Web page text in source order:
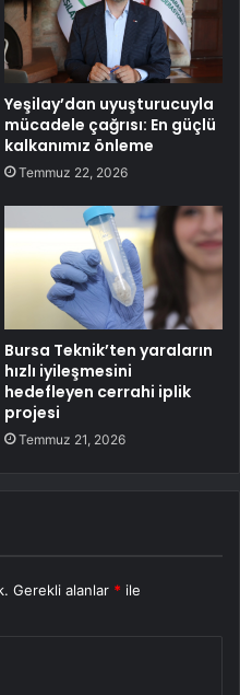
Yeşilay’dan uyuşturucuyla
mücadele çağrısı: En güçlü
kalkanımız önleme
Temmuz 22, 2026
Bursa Teknik’ten yaraların
hızlı iyileşmesini
hedefleyen cerrahi iplik
projesi
Temmuz 21, 2026
Gerekli alanlar * ile